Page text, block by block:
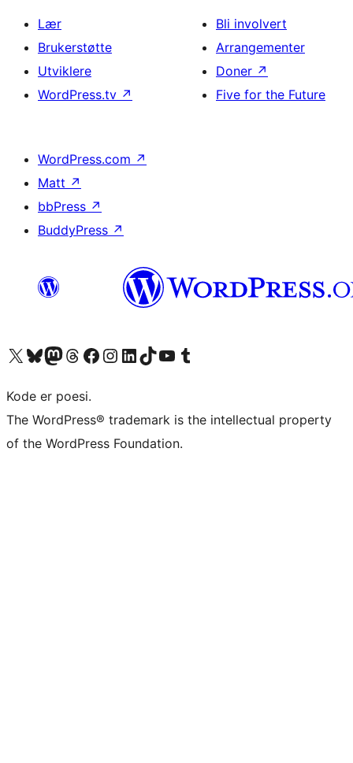
Lær
Brukerstøtte
Utviklere
WordPress.tv ↗
Bli involvert
Arrangementer
Doner ↗
Five for the Future
WordPress.com ↗
Matt ↗
bbPress ↗
BuddyPress ↗
Besøk vår konto på X Visit our Bluesky account
Besøk vår Mastodon-konto
Visit our Threads account
Besøk vår Facebook-sideBesøk vår Instagram-konto
Besøk vår LinkedIn-konto
Visit our TikTok account
Visit our YouTube channel
Visit our Tumblr account
Kode er poesi.
The WordPress® trademark is the intellectual property
of the WordPress Foundation.